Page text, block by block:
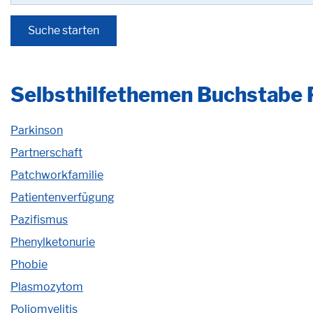
Selbsthilfethemen Buchstabe
Parkinson
Partnerschaft
Patchworkfamilie
Patientenverfügung
Pazifismus
Phenylketonurie
Phobie
Plasmozytom
Poliomyelitis